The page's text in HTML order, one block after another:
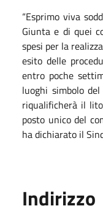
“Esprimo viva
Giunta e di quei
spesi per la
esito delle
entro poche
luoghi simbolo
riqualificherà il
posto unico del
ha dichiarato il
Indirizzo